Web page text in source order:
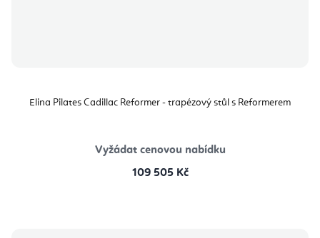
Elina Pilates Cadillac Reformer - trapézový stůl s Reformerem
Vyžádat cenovou nabídku
109 505 Kč